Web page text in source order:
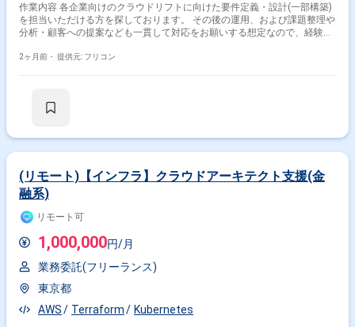
作業内容 各企業向けのクラウドリフトに向けた要件定義・設計(一部構築)
を担当いただける方を探しております。 その後の運用、および課題整理や
分析・顧客への提案なども一貫して対応をお願いする想定なので、経験の
2ヶ月前・ 提供元: フリコン
(リモート)【インフラ】クラウドアーキテクト支援(金
融系)
リモート可
1,000,000円/月
業務委託(フリーランス)
東京都
AWS
Terraform Kubernetes